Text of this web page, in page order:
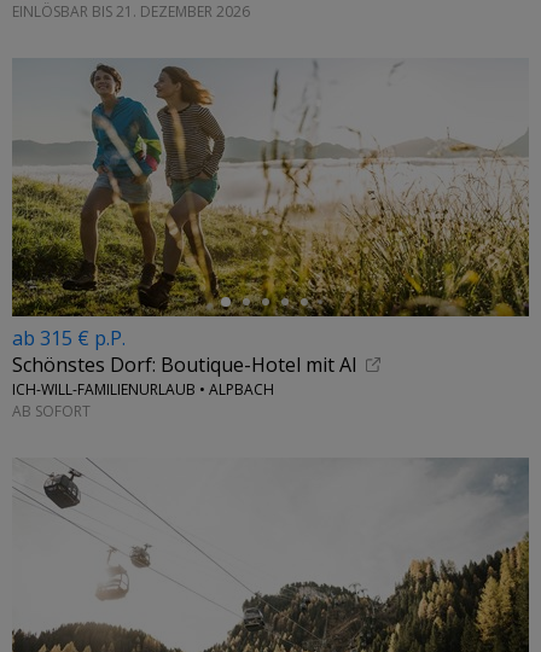
EINLÖSBAR BIS 21. DEZEMBER 2026
←
ab 315 € p.P.
Schönstes Dorf: Boutique-Hotel mit Al
ICH-WILL-FAMILIENURLAUB • ALPBACH
AB SOFORT